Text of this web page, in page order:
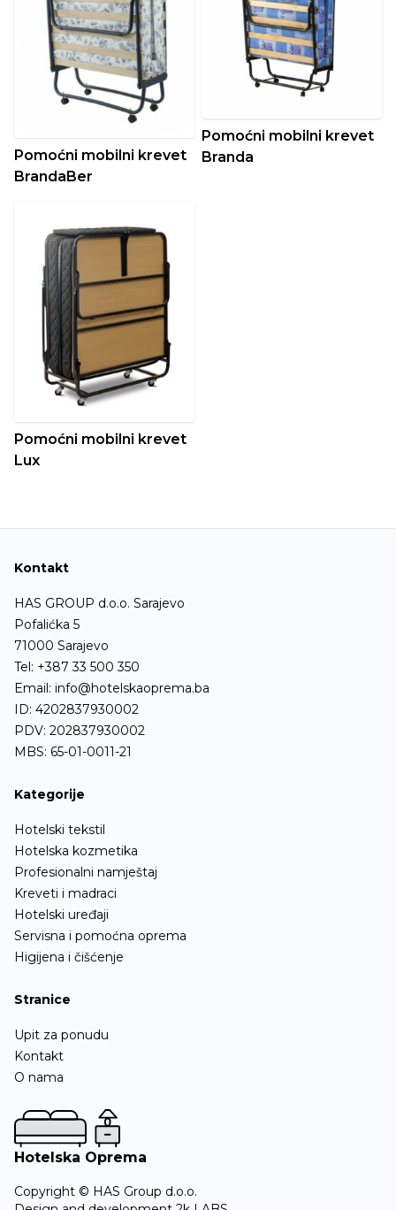
Pomoćni mobilni krevet
BrandaBer
Pomoćni mobilni krevet
Branda
Pomoćni mobilni krevet
Lux
Kontakt
HAS GROUP d.o.o. Sarajevo
Pofalićka 5
71000 Sarajevo
Tel: +387 33 500 350
Email: info@hotelskaoprema.ba
ID: 4202837930002
PDV: 202837930002
MBS: 65-01-0011-21
Kategorije
Hotelski tekstil
Hotelska kozmetika
Profesionalni namještaj
Kreveti i madraci
Hotelski uređaji
Servisna i pomoćna oprema
Higijena i čišćenje
Stranice
Upit za ponudu
Kontakt
O nama
Hotelska Oprema
Copyright © HAS Group d.o.o.